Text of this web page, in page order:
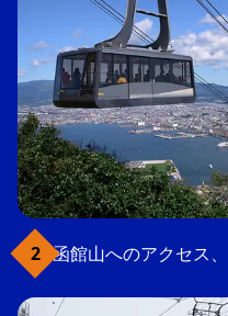
函館山へのアクセス